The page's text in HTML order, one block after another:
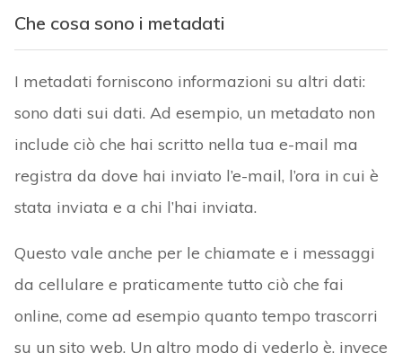
Che cosa sono i metadati
I metadati forniscono informazioni su altri dati:
sono dati sui dati. Ad esempio, un metadato non
include ciò che hai scritto nella tua e-mail ma
registra da dove hai inviato l’e-mail, l’ora in cui è
stata inviata e a chi l’hai inviata.
Questo vale anche per le chiamate e i messaggi
da cellulare e praticamente tutto ciò che fai
online, come ad esempio quanto tempo trascorri
su un sito web. Un altro modo di vederlo è, invece